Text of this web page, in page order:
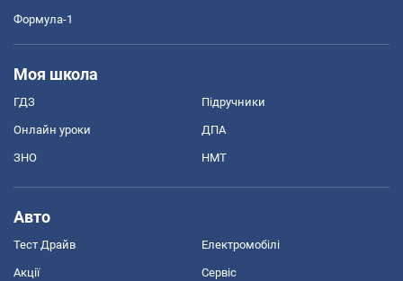
Формула-1
Моя школа
ГДЗ Підручники
Онлайн уроки ДПА
ЗНО НМТ
Авто
Тест Драйв Електромобілі
Акції Сервіс